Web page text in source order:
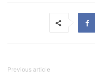
Previous article